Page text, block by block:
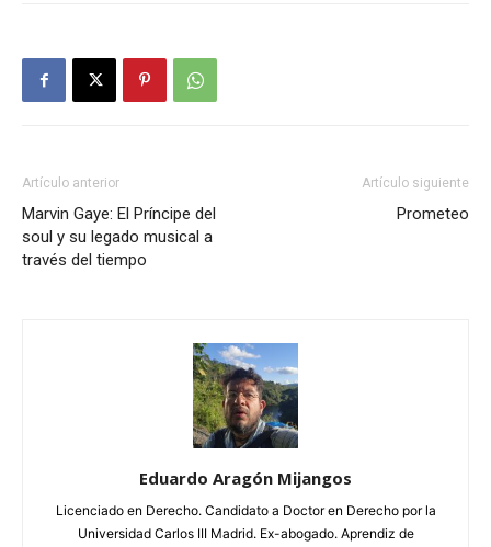
Artículo anterior
Marvin Gaye: El Príncipe del
soul y su legado musical a
través del tiempo
Artículo siguiente
Prometeo
Eduardo Aragón Mijangos
Licenciado en Derecho. Candidato a Doctor en Derecho por la
Universidad Carlos III Madrid. Ex-abogado. Aprendiz de